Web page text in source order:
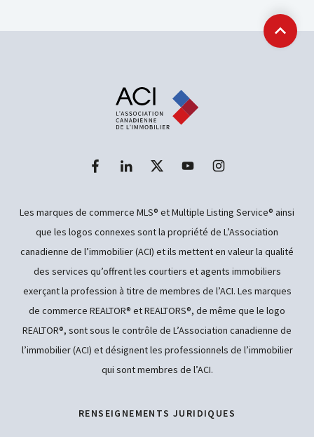
RENSEIGNEMENTS JURIDIQUES
Les marques de commerce MLS® et Multiple Listing Service® ainsi
que les logos connexes sont la propriété de L’Association
canadienne de l’immobilier (ACI) et ils mettent en valeur la qualité
des services qu’offrent les courtiers et agents immobiliers
exerçant la profession à titre de membres de l’ACI. Les marques
de commerce REALTOR® et REALTORS®, de même que le logo
REALTOR®, sont sous le contrôle de L’Association canadienne de
l’immobilier (ACI) et désignent les professionnels de l’immobilier
qui sont membres de l’ACI.